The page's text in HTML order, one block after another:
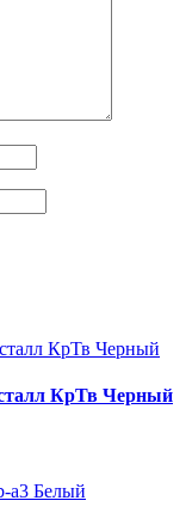
КрТв Черный